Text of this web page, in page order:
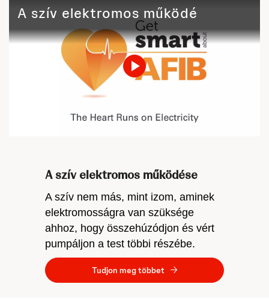
A szív elektromos működése
Play
Video
A szív elektromos működése
A szív nem más, mint izom, aminek
elektromosságra van szüksége
ahhoz, hogy összehúzódjon és vért
pumpáljon a test többi részébe.
Tudjon meg többet